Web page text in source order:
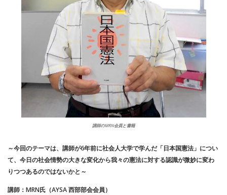
講師のMRN会員と書籍
～今回のテーマは、講師が6年前に社会人大学で学んだ「日本国憲法」につい
て、今日の社会情勢の大きな変化から我々の憲法に対する認識が微妙に変わ
りつつあるのではないかと～
講師：MRN氏（AYSA 西部部会会員）